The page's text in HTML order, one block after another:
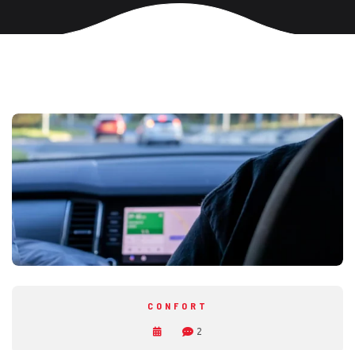
CONFORT
2